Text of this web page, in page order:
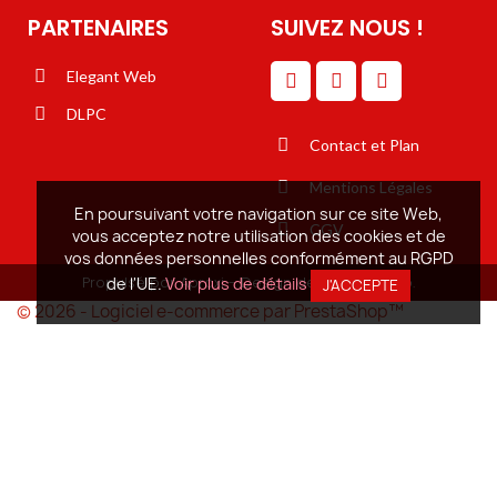
PARTENAIRES
Elegant Web
DLPC
SUIVEZ NOUS !
Contact et Plan
Mentions Légales
CGV
Propulsé par Aproxi - Design de Elégant Web.
En poursuivant votre navigation sur ce site Web,
vous acceptez notre utilisation des cookies et de
vos données personnelles conformément au RGPD
de l'UE.Voir plus de détails J'ACCEPTE
© 2026 - Logiciel e-commerce par PrestaShop™